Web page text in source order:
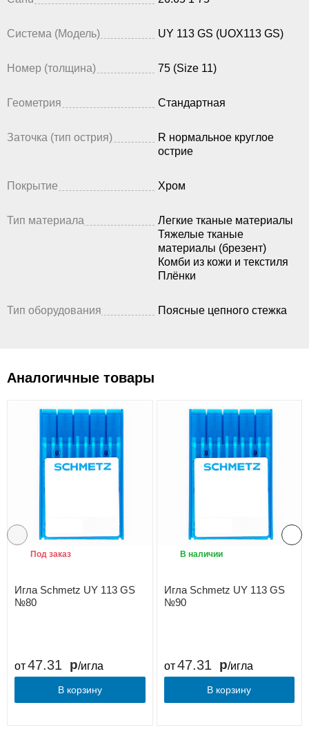
Система (Модель) UY 113 GS (UOX113 GS)
Номер (толщина) 75 (Size 11)
Геометрия Стандартная
Заточка (тип острия)
R нормальное круглое
острие
Покрытие Хром
Тип материала
Легкие тканые материалы
Тяжелые тканые
материалы (брезент)
Комби из кожи и текстиля
Плёнки
Тип оборудования Поясные цепного стежка
Аналогичные товары
Игла Schmetz UY 113 GS
№80
Под заказ
от47.31 /игла
В корзину
Игла Schmetz UY 113 GS
№90
В наличии
от 47.31 /игла
В корзину